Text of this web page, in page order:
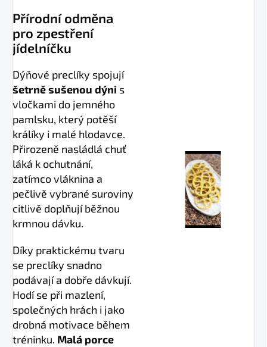
Přírodní odměna
pro zpestření
jídelníčku
Dýňové preclíky spojují
šetrně sušenou dýni s
vločkami do jemného
pamlsku, který potěší
králíky i malé hlodavce.
Přirozeně nasládlá chuť
láká k ochutnání,
zatímco vláknina a
pečlivě vybrané suroviny
citlivě doplňují běžnou
krmnou dávku.
Díky praktickému tvaru
se preclíky snadno
podávají a dobře dávkují.
Hodí se při mazlení,
společných hrách i jako
drobná motivace během
tréninku. Malá porce